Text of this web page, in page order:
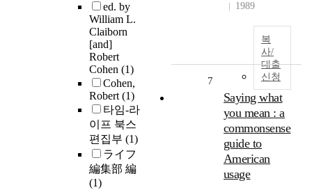
ed. by
William L.
Claiborn
[and]
Robert
Cohen (1)
Cohen,
Robert(1)
타임-라
이프 북스
편집부 (1)
ライフ
編集部 編
(1)
1989
복
사/
대출
신청
7
Saying what
you mean : a
commonsense
guide to
American
usage